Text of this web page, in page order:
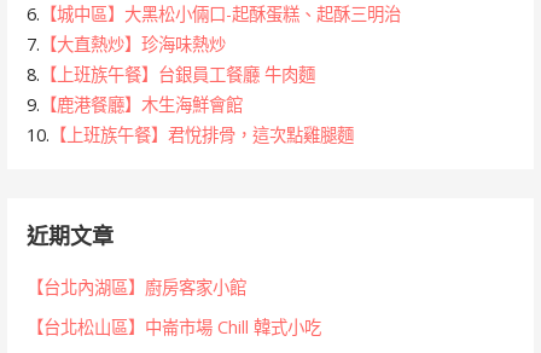
6. 【城中區】大黑松小倆口-起酥蛋糕、起酥三明治
7. 【大直熱炒】珍海味熱炒
8. 【上班族午餐】台銀員工餐廳 牛肉麵
9. 【鹿港餐廳】木生海鮮會館
10. 【上班族午餐】君悅排骨，這次點雞腿麵
近期文章
【台北內湖區】廚房客家小館
【台北松山區】中崙市場 Chill 韓式小吃